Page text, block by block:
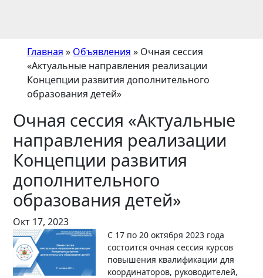
Главная » Объявления » Очная сессия
«Актуальные направления реализации
Концепции развития дополнительного
образования детей»
Очная сессия «Актуальные
направления реализации
Концепции развития
дополнительного
образования детей»
Окт 17, 2023
С 17 по 20 октября 2023 года
состоится очная сессия курсов
повышения квалификации для
координаторов, руководителей,